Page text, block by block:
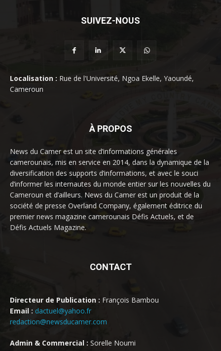
SUIVEZ-NOUS
Localisation : Rue de l'Université, Ngoa Ekelle, Yaoundé,
Cameroun
À PROPOS
News du Camer est un site d’informations générales
camerounais, mis en service en 2014, dans la dynamique de la
diversification des supports d’informations, et avec le souci
d’informer les internautes du monde entier sur les nouvelles du
Cameroun et d’ailleurs. News du Camer est un produit de la
société de presse Overland Company, également éditrice du
premier news magazine camerounais Défis Actuels, et de
Défis Actuels Magazine.
CONTACT
Directeur de Publication : François Bambou
Email : dactuel@yahoo.fr
redaction@newsducamer.com
Admin & Commercial : Sorelle Noumi